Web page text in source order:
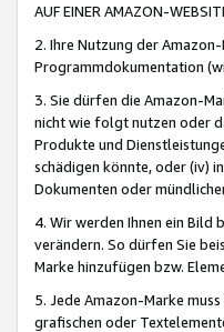
AUF EINER AMAZON-
2. Ihre Nutzung der
Programmdokumentation
3. Sie dürfen die Amazon-
nicht wie folgt nutzen oder
Produkte und
schädigen könnte, oder (iv)
Dokumenten oder
4. Wir werden Ihnen ein Bild
verändern. So dürfen Sie
Marke hinzufügen bzw.
5. Jede Amazon-Marke
grafischen oder